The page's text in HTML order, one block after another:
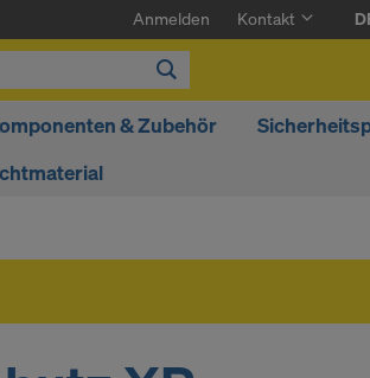
Anmelden Kontakt
& Zubehör